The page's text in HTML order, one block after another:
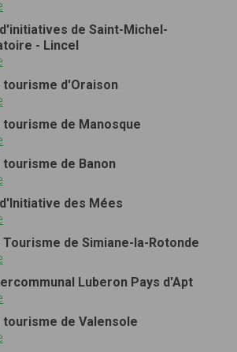
de Saint-Michel-
- Lincel
tourisme d'Oraison
tourisme de Manosque
de Banon
des Mées
de Simiane-la-Rotonde
Luberon Pays d'Apt
tourisme de Valensole